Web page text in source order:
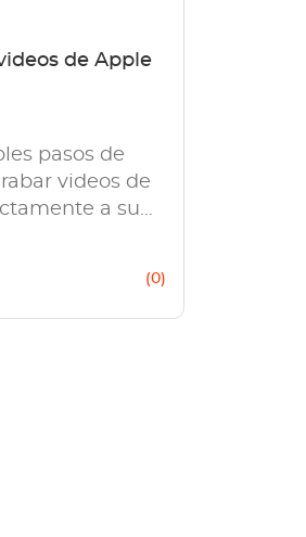
de Apple
pasos de
videos de
a su
(0)